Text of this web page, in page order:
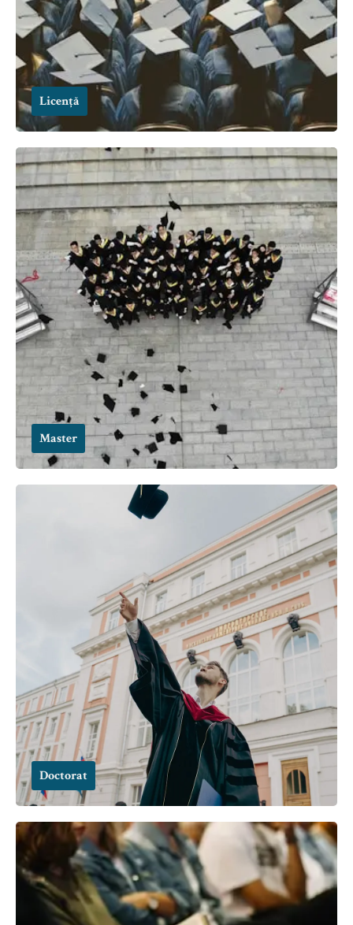
Licență
Master
Doctorat